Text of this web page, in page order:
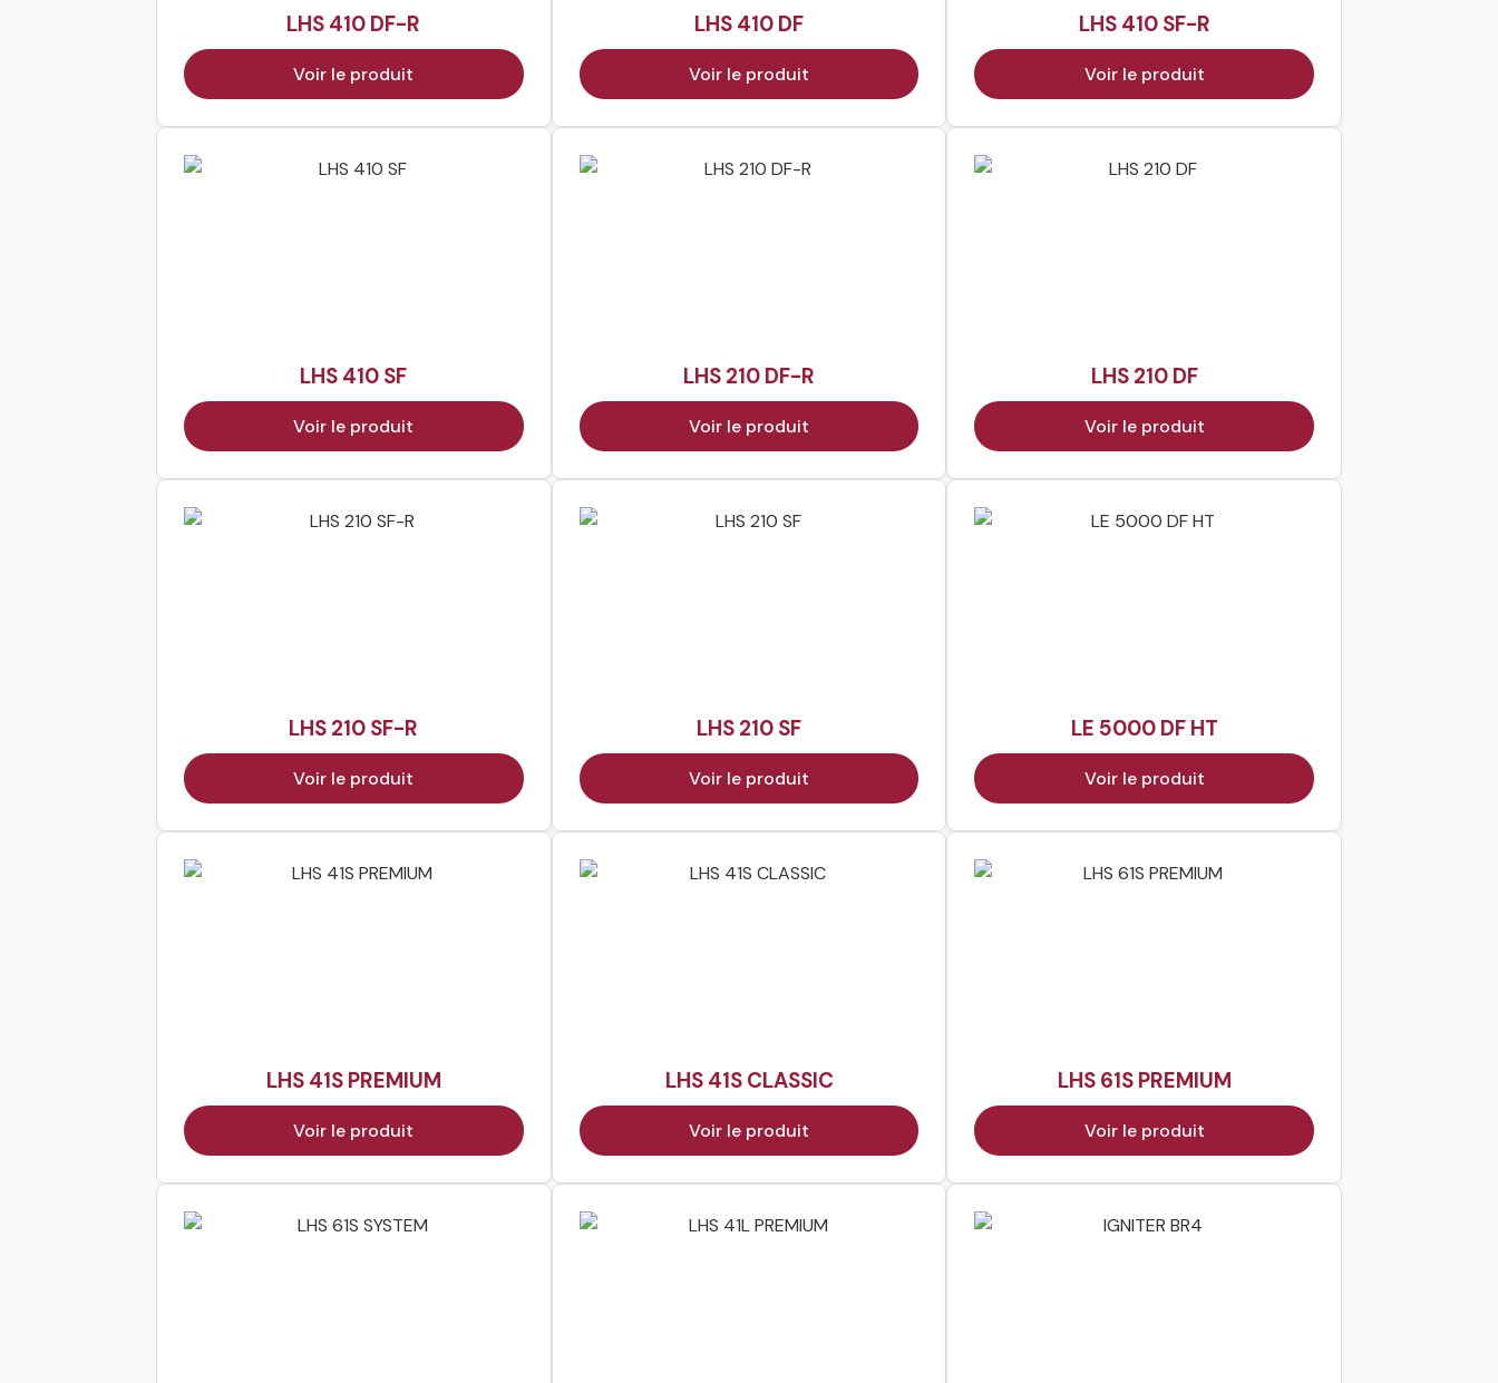
LHS 410 DF-R
Voir le produit
LHS 410 DF
Voir le produit
LHS 410 SF-R
Voir le produit
LHS 410 SF
Voir le produit
LHS 210 DF-R
Voir le produit
LHS 210 DF
Voir le produit
LHS 210 SF-R
Voir le produit
LHS 210 SF
Voir le produit
LE 5000 DF HT
Voir le produit
LHS 41S PREMIUM
Voir le produit
LHS 41S CLASSIC
Voir le produit
LHS 61S PREMIUM
Voir le produit